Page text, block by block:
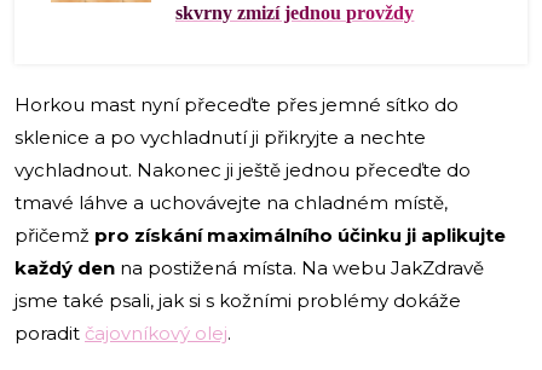
skvrny zmizí jednou provždy
Horkou mast nyní přeceďte přes jemné sítko do
sklenice a po vychladnutí ji přikryjte a nechte
vychladnout. Nakonec ji ještě jednou přeceďte do
tmavé láhve a uchovávejte na chladném místě,
přičemž pro získání maximálního účinku ji aplikujte
každý den na postižená místa. Na webu JakZdravě
jsme také psali, jak si s kožními problémy dokáže
poradit čajovníkový olej.